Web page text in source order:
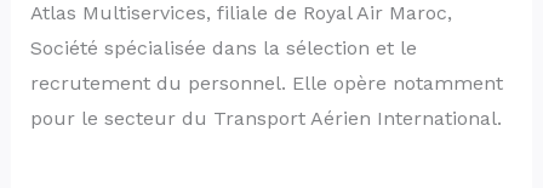
Atlas Multiservices, filiale de Royal Air Maroc,
Société spécialisée dans la sélection et le
recrutement du personnel. Elle opère notamment
pour le secteur du Transport Aérien International.